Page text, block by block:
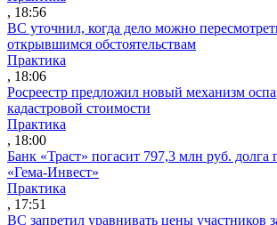
, 18:56
ВС уточнил, когда дело можно
открывшимся обстоятельствам
Практика
, 18:06
Росреестр предложил новый механизм
кадастровой стоимости
Практика
, 18:00
Банк «Траст» погасит 797,3 млн руб.
«Гема-Инвест»
Практика
, 17:51
ВС запретил уравнивать цены участников